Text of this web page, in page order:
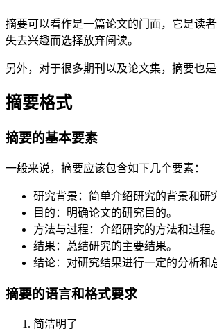
摘要可以看作是一篇论文的门面，它是读
失去兴趣而选择放弃阅读。
另外，对于很多期刊以及论文集，摘要也
摘要格式
摘要的基本要素
一般来说，摘要应该包含如下几个要素：
研究背景：简单介绍研究的背景和研
目的：明确论文的研究目的。
方法与过程：介绍研究的方法和过程。
结果：总结研究的主要结果。
结论：对研究结果进行一定的分析和
摘要的语言和格式要求
简洁明了